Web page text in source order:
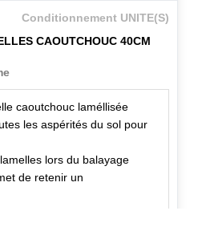
Conditionnement UNITE(S)
CAOUTCHOUC 40CM
caoutchouc laméllisée
les aspérités du sol pour
lors du balayage
de retenir un